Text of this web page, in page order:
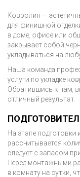
Ковролин —
для финишной
в доме, офисе или
закрывает собой
укладываться на
Наша команда
услуги по укладке
Обратившись к нам,
отличный результат.
На этапе подготовки
рассчитывается
следует с запасом
Перед монтажными
в комнату на сутки,